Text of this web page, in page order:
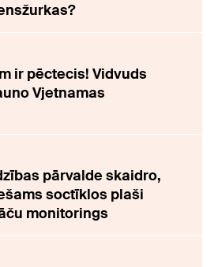
ir pēctecis! Vidvuds
Vjetnamas
pārvalde skaidro,
soctīklos plaši
monitorings